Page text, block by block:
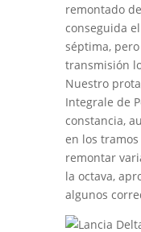
remontado
conseguida
séptima,
transmisión
Nuestro
Integrale de
constancia,
en los
remontar
la octava,
algunos